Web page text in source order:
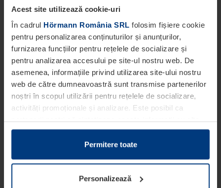
Acest site utilizează cookie-uri
În cadrul Hörmann România SRL folosim fișiere cookie
pentru personalizarea conținuturilor și anunțurilor,
furnizarea funcțiilor pentru rețelele de socializare și
pentru analizarea accesului pe site-ul nostru web. De
asemenea, informațiile privind utilizarea site-ului nostru
web de către dumneavoastră sunt transmise partenerilor
noștri în scopul utilizării pentru rețelele de socializare,
activități promoționale și analizare. Este posibil ca
partenerii noștri să sintetizeze aceste informații cu alte
date pe care dumneavoastră le-ați pus la dispoziția
acestora ori care au fost colectate în cadrul utilizării
Din punct de vedere legal, putem stoca fișiere cookie pe
dispozitivul dumneavoastră în cazul în care acestea sunt
Permitere toate
Personalizează